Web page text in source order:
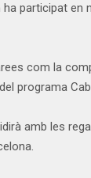
ha participat
com la
programa
amb les